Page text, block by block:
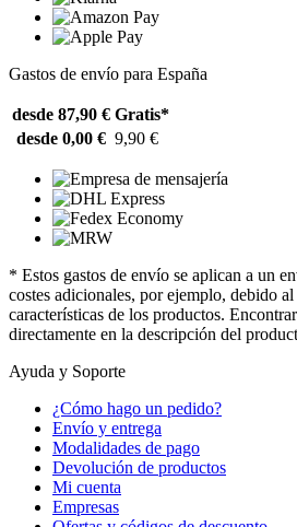
Gastos de envío para España
desde 87,90 € Gratis*
desde 0,00 € 9,90 €
* Estos gastos de envío se aplican a un
costes adicionales, por ejemplo, debido
características de los productos.
directamente en la descripción del
Ayuda y Soporte
¿Cómo hago un pedido?
Envío y entrega
Modalidades de pago
Devolución de productos
Mi cuenta
Empresas